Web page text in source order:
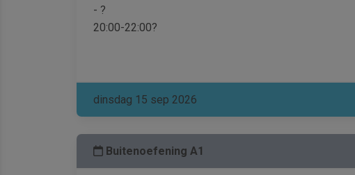
- ?
20:00-22:00?
dinsdag 15 sep 2026
Buitenoefening A1